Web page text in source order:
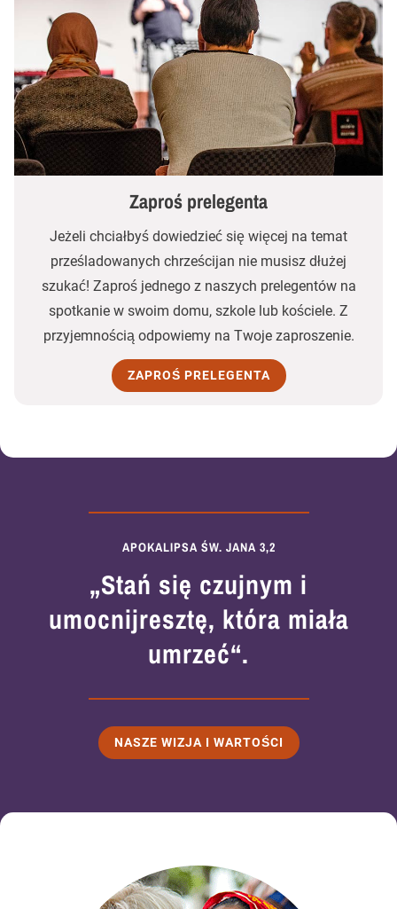
Zaproś prelegenta
Jeżeli chciałbyś dowiedzieć się więcej na temat
prześladowanych chrześcijan nie musisz dłużej
szukać! Zaproś jednego z naszych prelegentów na
spotkanie w swoim domu, szkole lub kościele. Z
przyjemnością odpowiemy na Twoje zaproszenie.
ZAPROŚ PRELEGENTA
APOKALIPSA ŚW. JANA 3,2
„Stań się czujnym i
umocnijresztę, która miała
umrzeć“.
NASZE WIZJA I WARTOŚCI